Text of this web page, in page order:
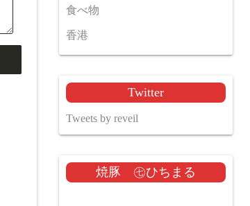
食べ物
香港
Twitter
Tweets by reveil
焼豚 ㊆ひちまる